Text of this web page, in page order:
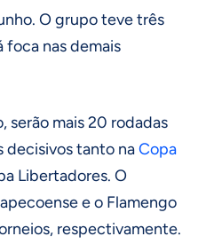
O grupo teve três
foca nas demais
serão mais 20 rodadas
decisivos tanto naCopa
Libertadores. O
e o Flamengo
respectivamente.